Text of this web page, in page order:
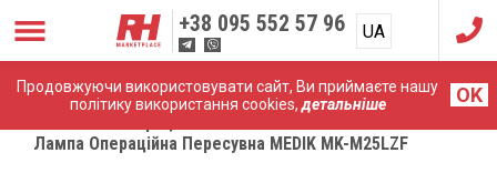
Продовжуючи використовувати сайт, Ви приймаєте нашу
політику використання cookies,детальніше OK
+38 095 552 57 96 UA
RU
Лампа Операційна Пересувна MEDIK MK-M25LZF